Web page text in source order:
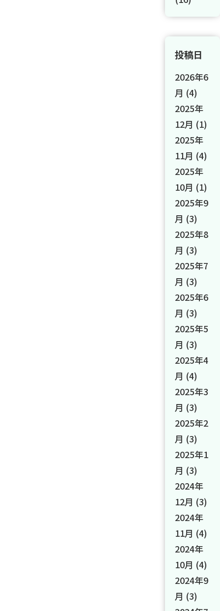
投稿日
2026年6
月 (4)
2025年
12月 (1)
2025年
11月 (4)
2025年
10月 (1)
2025年9
月 (3)
2025年8
月 (3)
2025年7
月 (3)
2025年6
月 (3)
2025年5
月 (3)
2025年4
月 (4)
2025年3
月 (3)
2025年2
月 (3)
2025年1
月 (3)
2024年
12月 (3)
2024年
11月 (4)
2024年
10月 (4)
2024年9
月 (3)